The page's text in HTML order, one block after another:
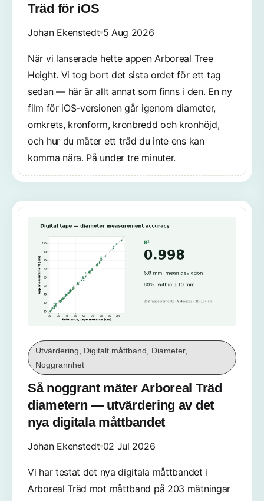
Träd för iOS
Johan Ekenstedt 5 Aug 2026
När vi lanserade hette appen Arboreal Tree
Height. Vi tog bort det sista ordet för ett tag
sedan — här är allt annat som finns i den. En ny
film för iOS-versionen går igenom diameter,
omkrets, kronform, kronbredd och kronhöjd,
och hur du mäter ett träd du inte ens kan
komma nära. På under tre minuter.
Utvärdering, Digitalt måttband, Diameter,
Noggrannhet
Så noggrant mäter Arboreal Träd
diametern — utvärdering av det
nya digitala måttbandet
Johan Ekenstedt 02 Jul 2026
Vi har testat det nya digitala måttbandet i
Arboreal Träd mot måttband på 203 mätningar